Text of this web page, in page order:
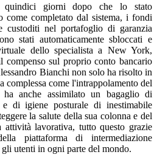
quindici giorni dopo che lo stato
come completato dal sistema, i fondi
custoditi nel portafoglio di garanzia
stati automaticamente sbloccati e
dello specialista a New York,
compenso sul proprio conto bancario
Bianchi non solo ha risolto in
complessa come l'intrappolamento del
anche assimilato un bagaglio di
e di igiene posturale di inestimabile
la salute della sua colonna e del
attività lavorativa, tutto questo grazie
piattaforma di intermediazione
utenti in ogni parte del mondo.